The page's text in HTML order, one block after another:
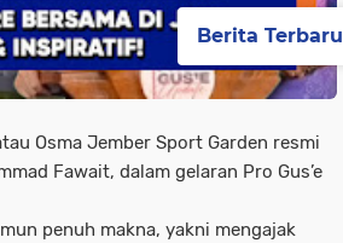
Osma Jember Sport Garden resmi
Fawait, dalam gelaran Pro Gus’e
penuh makna, yakni mengajak
Berita Terbaru